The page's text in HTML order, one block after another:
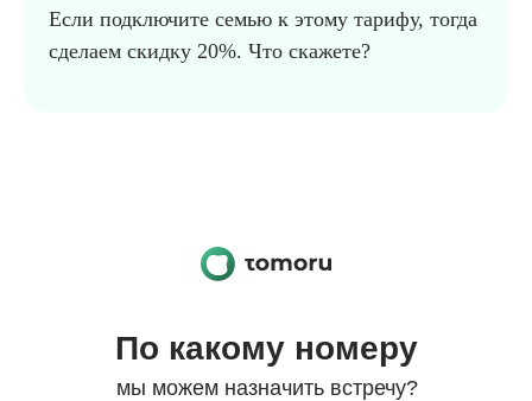
Если подключите семью к этому тарифу, тогда
сделаем скидку 20%. Что скажете?
По какому номеру
мы можем назначить встречу?